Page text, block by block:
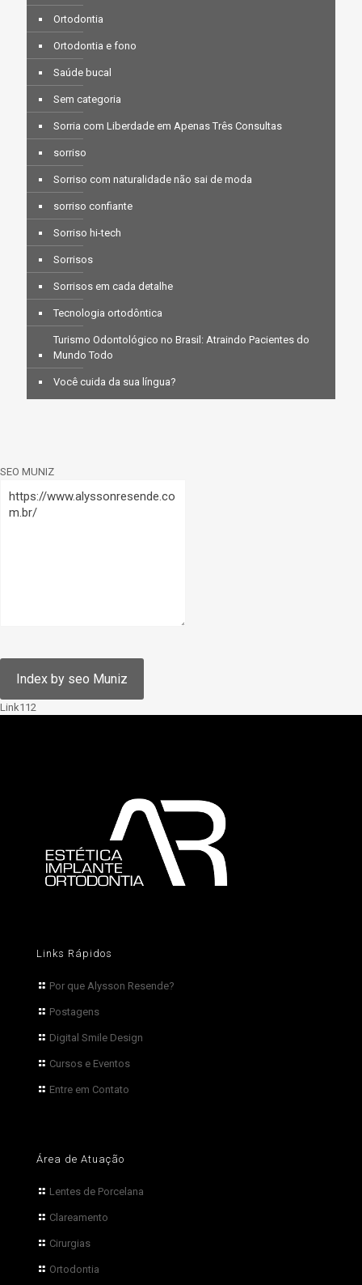
Ortodontia
Ortodontia e fono
Saúde bucal
Sem categoria
Sorria com Liberdade em Apenas Três Consultas
sorriso
Sorriso com naturalidade não sai de moda
sorriso confiante
Sorriso hi-tech
Sorrisos
Sorrisos em cada detalhe
Tecnologia ortodôntica
Turismo Odontológico no Brasil: Atraindo Pacientes do
Mundo Todo
Você cuida da sua língua?
Links Rápidos
Por que Alysson Resende?
Postagens
Digital Smile Design
Cursos e Eventos
Entre em Contato
Área de Atuação
Lentes de Porcelana
Clareamento
Cirurgias
Ortodontia
SEO MUNIZ
Link112